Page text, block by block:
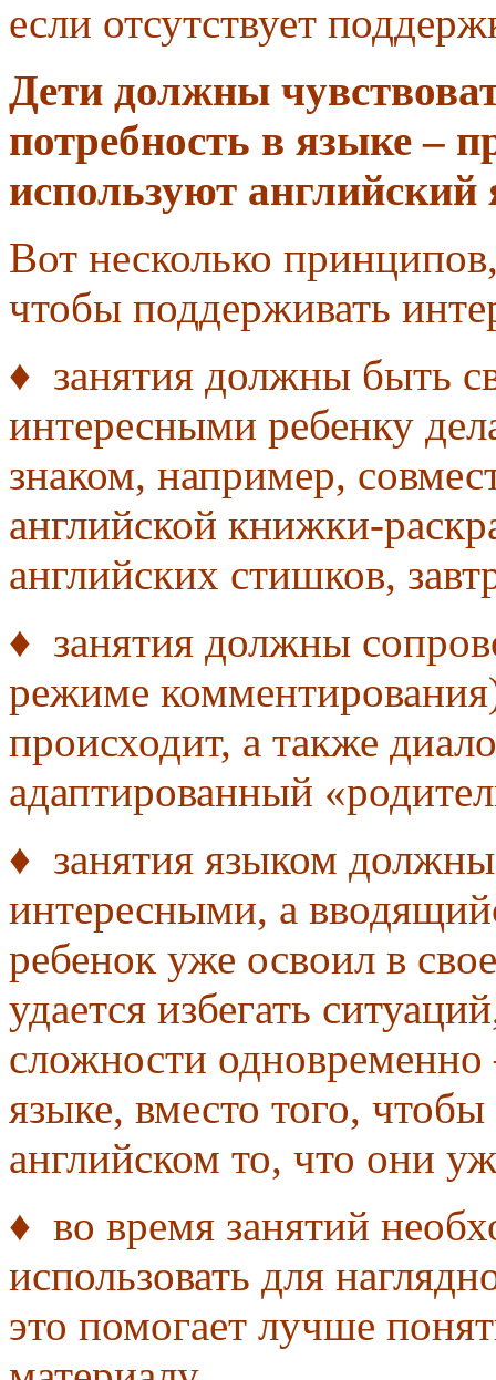
если отсутствует
Дети должны
потребность в языке –
используют
Вот несколько
чтобы поддерживать
♦ занятия должны быть
интересными ребенку
знаком, например,
английской книжки-
английских стишков,
♦ занятия должны
режиме
происходит, а также
адаптированный
♦ занятия языком
интересными, а
ребенок уже освоил в
удается избегать
сложности
языке, вместо того,
английском то, что они
♦ во время занятий
использовать для
это помогает лучше